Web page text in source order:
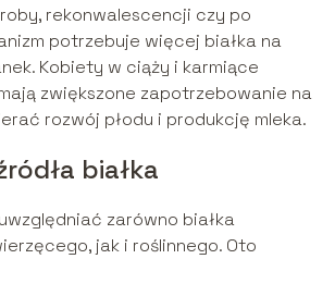
rekonwalescencji czy po
potrzebuje więcej białka na
Kobiety w ciąży i karmiące
zwiększone zapotrzebowanie na
rozwój płodu i produkcję mleka.
białka
zarówno białka
jak i roślinnego. Oto